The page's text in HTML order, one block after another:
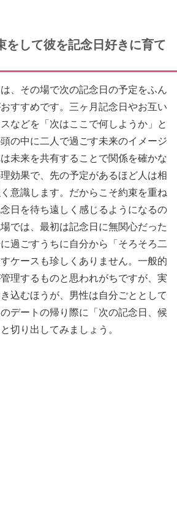
をして彼を記念日好きに育て
、その場で次の記念日の予定をふん
すすめです。三ヶ月記念日やお互い
などを「次はここで何しようか」と
の中に二人で過ごす未来のイメージ
未来を共有することで関係を確かな
効果で、先の予定があるほど人は相
意識します。だからこそ約束を重ね
日を待ち遠しく感じるようになるの
では、最初は記念日に無関心だった
過ごすうちに自分から「そろそろ二
ケースも珍しくありません。一般的
理するものと思われがちですが、実
込むほうが、男性は自分ごととして
デートの帰り際に「次の記念日、候
切り出してみましょう。